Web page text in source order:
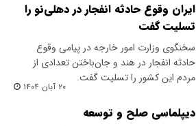
ایران وقوع حادثه انفجار در دهلی‌نو را
تسلیت گفت
سخنگوی وزارت امور خارجه در پیامی وقوع
حادثه انفجار در هند و جان‌باختن تعدادی از
مردم این کشور را تسلیت گفت.
۲۰ آبان ۱۴۰۴
دیپلماسی صلح و توسعه